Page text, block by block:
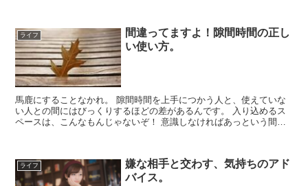
ライフ
間違ってますよ！隙間時間の正し
い使い方。
馬鹿にすることなかれ。 隙間時間を上手につかう人と、使えていな
い人との間にはびっくりするほどの差があるんです。 入り込めるス
ペースは、こんなもんじゃないぞ！ 意識しなければあっという間に
ライフ
嫌な相手と交わす、気持ちのアド
バイス。